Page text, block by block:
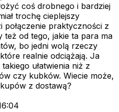
coś drobnego i bardziej
trochę cieplejszy
praktyczności z
też od tego, jakie ta para ma
bo jedni wolą rzeczy
realnie odciążają. Ja
ułatwienia niż z
czy kubków. Wiecie może,
z dostawą?